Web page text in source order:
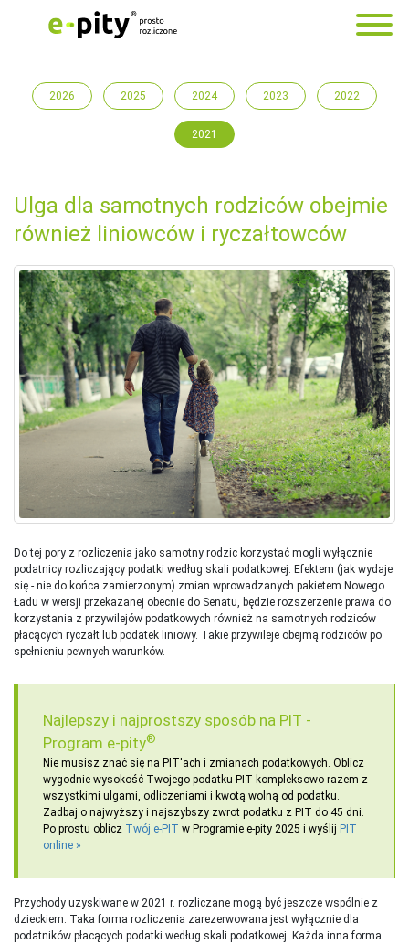
2026 2025 2024 2023 2022
2021
Ulga dla samotnych rodziców obejmie
również liniowców i ryczałtowców
Do tej pory z rozliczenia jako samotny rodzic korzystać mogli wyłącznie
podatnicy rozliczający podatki według skali podatkowej. Efektem (jak wydaje
się - nie do końca zamierzonym) zmian wprowadzanych pakietem Nowego
Ładu w wersji przekazanej obecnie do Senatu, będzie rozszerzenie prawa do
korzystania z przywilejów podatkowych również na samotnych rodziców
płacących ryczałt lub podatek liniowy. Takie przywileje obejmą rodziców po
spełnieniu pewnych warunków.
Najlepszy i najprostszy sposób na PIT -
Program e-pity®
Nie musisz znać się na PIT'ach i zmianach podatkowych. Oblicz
wygodnie wysokość Twojego podatku PIT kompleksowo razem z
wszystkimi ulgami, odliczeniami i kwotą wolną od podatku.
Zadbaj o najwyższy i najszybszy zwrot podatku z PIT do 45 dni.
Po prostu oblicz Twój e-PIT w Programie e-pity 2025 i wyślij PIT
online
Przychody uzyskiwane w 2021 r. rozliczane mogą być jeszcze wspólnie z
dzieckiem. Taka forma rozliczenia zarezerwowana jest wyłącznie dla
podatników płacących podatki według skali podatkowej. Każda inna forma